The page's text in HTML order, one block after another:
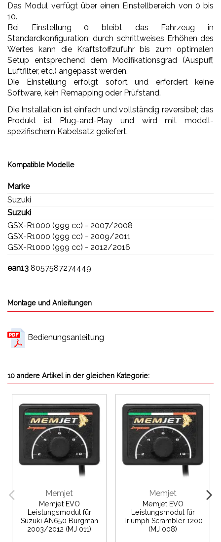
Das Modul verfügt über einen Einstellbereich von 0 bis
10.
Bei Einstellung 0 bleibt das Fahrzeug in
Standardkonfiguration; durch schrittweises Erhöhen des
Wertes kann die Kraftstoffzufuhr bis zum optimalen
Setup entsprechend dem Modifikationsgrad (Auspuff,
Luftfilter, etc.) angepasst werden.
Die Einstellung erfolgt sofort und erfordert keine
Software, kein Remapping oder Prüfstand.
Die Installation ist einfach und vollständig reversibel; das
Produkt ist Plug-and-Play und wird mit modell-
spezifischem Kabelsatz geliefert.
Kompatible Modelle
Marke
Suzuki
Suzuki
GSX-R1000 (999 cc) - 2007/2008
GSX-R1000 (999 cc) - 2009/2011
GSX-R1000 (999 cc) - 2012/2016
ean13 8057587274449
Montage und Anleitungen
Bedienungsanleitung
10 andere Artikel in der gleichen Kategorie:
Memjet
Memjet EVO
Leistungsmodul für
Suzuki AN650 Burgman
2003/2012 (MJ 011)
Memjet
Memjet EVO
Leistungsmodul für
Triumph Scrambler 1200
(MJ 008)